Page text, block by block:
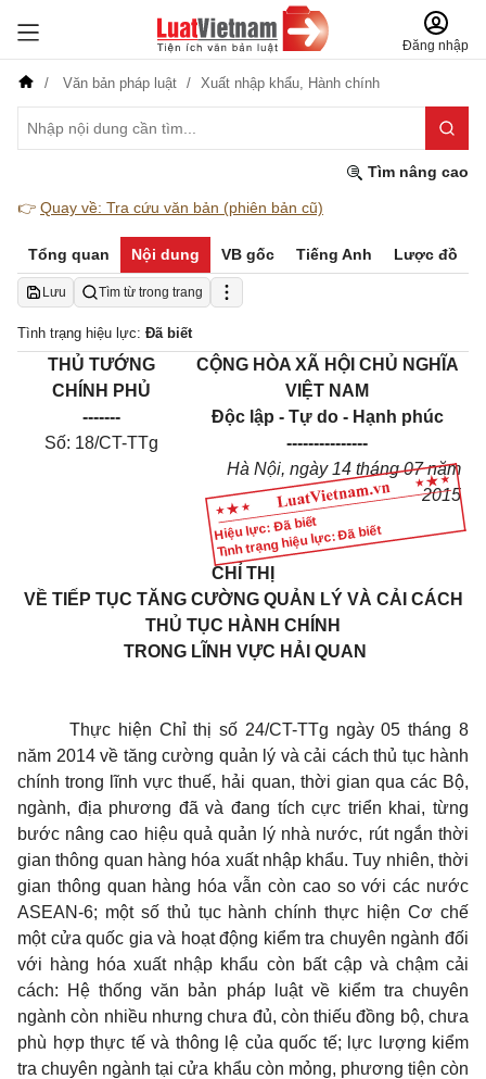
Đăng nhập
Văn bản pháp luật Xuất nhập khẩu, Hành chính
Tìm nâng cao
👉 Quay về: Tra cứu văn bản (phiên bản cũ)
Tổng quan Nội dung VB gốc Tiếng Anh Lược đồ
Lưu Tìm từ trong trang
Tình trạng hiệu lực: Đã biết
Hiệu lực: Đã biết
Tình trạng hiệu lực: Đã biết
THỦ TƯỚNG
CHÍNH PHỦ
-------
Số: 18/CT-TTg
CỘNG HÒA XÃ HỘI CHỦ NGHĨA
VIỆT NAM
Độc lập - Tự do - Hạnh phúc
---------------
Hà Nội, ngày 14 tháng 07 năm
2015
CHỈ THỊ
VỀ TIẾP TỤC TĂNG CƯỜNG QUẢN LÝ VÀ CẢI CÁCH
THỦ TỤC HÀNH CHÍNH
TRONG LĨNH VỰC HẢI QUAN
Thực hiện Chỉ thị số 24/CT-TTg ngày 05 tháng 8
năm 2014 về tăng cường quản lý và cải cách thủ tục hành
chính trong lĩnh vực thuế, hải quan, thời gian qua các Bộ,
ngành, địa phương đã và đang tích cực triển khai, từng
bước nâng cao hiệu quả quản lý nhà nước, rút ngắn thời
gian thông quan hàng hóa xuất nhập khẩu. Tuy nhiên, thời
gian thông quan hàng hóa vẫn còn cao so với các nước
ASEAN-6; một số thủ tục hành chính thực hiện Cơ chế
một cửa quốc gia và hoạt động kiểm tra chuyên ngành đối
với hàng hóa xuất nhập khẩu còn bất cập và chậm cải
cách: Hệ thống văn bản pháp luật về kiểm tra chuyên
ngành còn nhiều nhưng chưa đủ, còn thiếu đồng bộ, chưa
phù hợp thực tế và thông lệ của quốc tế; lực lượng kiểm
tra chuyên ngành tại cửa khẩu còn mỏng, phương tiện còn